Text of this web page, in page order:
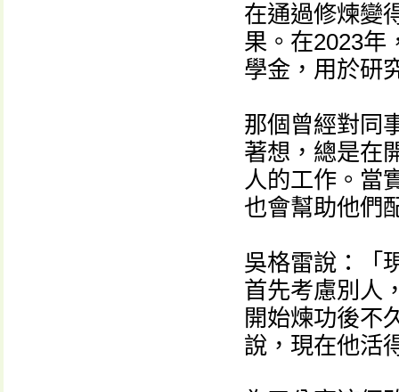
在通過修煉變
果。在2023年
學金，用於研
那個曾經對同
著想，總是在
人的工作。當
也會幫助他們
吳格雷說：「
首先考慮別人
開始煉功後不
說，現在他活